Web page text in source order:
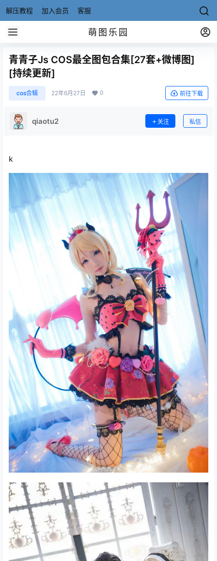
解压教程 加入会员 客服
萌图乐园
青青子Js COS最全图包合集[27套+微博图]
[持续更新]
cos合辑 22年6月27日 0 前往下载
qiaotu2 关注 私信
k